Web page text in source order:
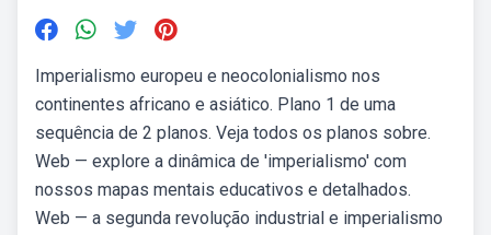
Imperialismo europeu e neocolonialismo nos
continentes africano e asiático. Plano 1 de uma
sequência de 2 planos. Veja todos os planos sobre.
Web — explore a dinâmica de 'imperialismo' com
nossos mapas mentais educativos e detalhados.
Web — a segunda revolução industrial e imperialismo